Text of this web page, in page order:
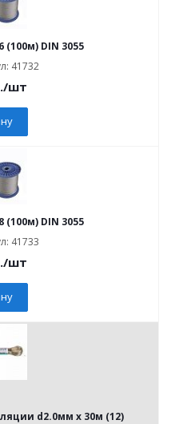
DIN 3055
41732
/шт
DIN 3055
41733
/шт
d2.0мм х 30м (12)